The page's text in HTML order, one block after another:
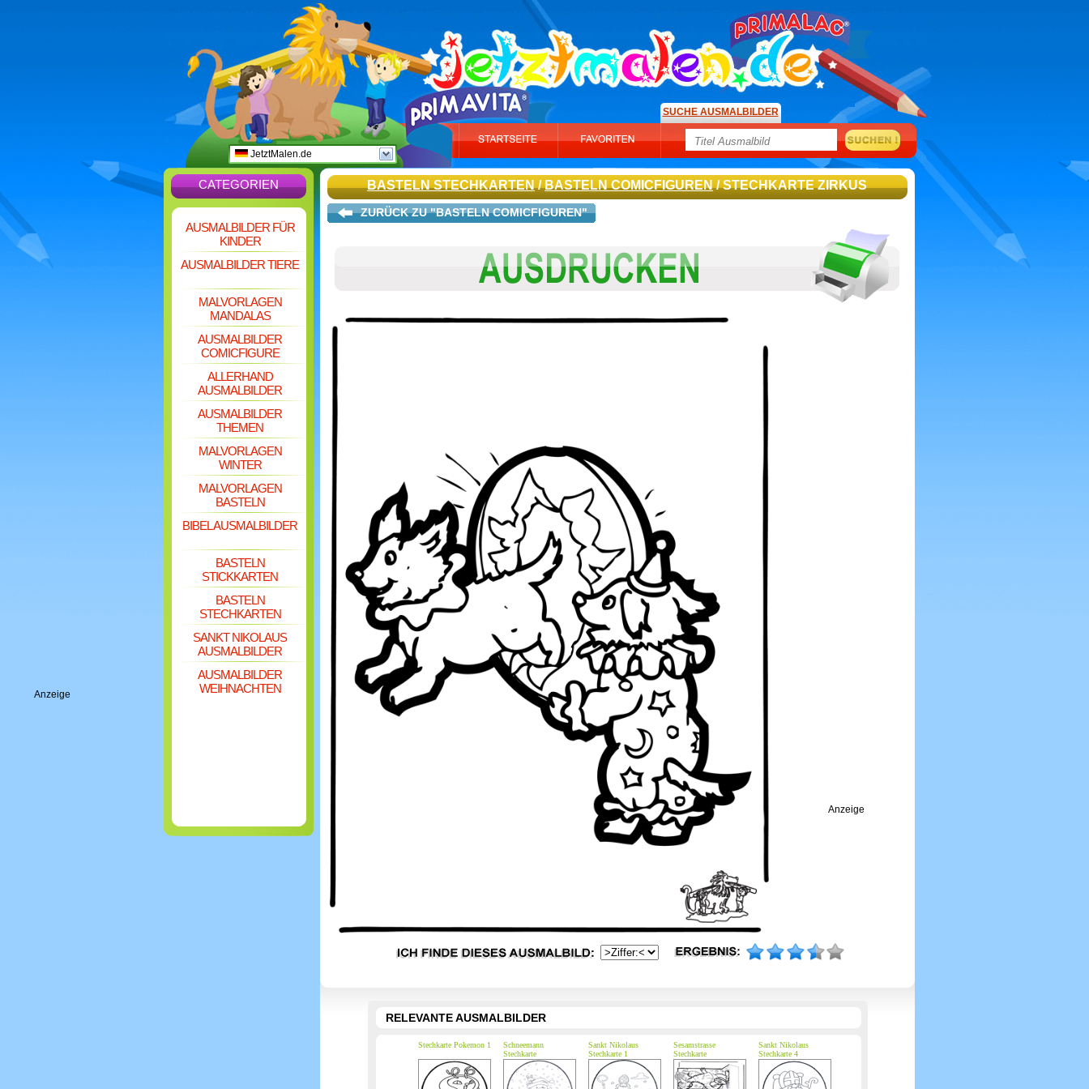
Anzeige
JetztMalen.de
SUCHE AUSMALBILDER
CATEGORIEN
AUSMALBILDER FÜR
KINDER
AUSMALBILDER TIERE
MALVORLAGEN
MANDALAS
AUSMALBILDER
COMICFIGURE
ALLERHAND
AUSMALBILDER
AUSMALBILDER
THEMEN
MALVORLAGEN
WINTER
MALVORLAGEN
BASTELN
BIBEL AUSMALBILDER
BASTELN
STICKKARTEN
BASTELN
STECHKARTEN
SANKT NIKOLAUS
AUSMALBILDER
AUSMALBILDER
WEIHNACHTEN
BASTELN STECHKARTEN/BASTELN COMICFIGUREN/ STECHKARTE ZIRKUS
ZURÜCK ZU "BASTELN COMICFIGUREN"
Anzeige
RELEVANTE AUSMALBILDER
Stechkarte Pokemon 1
Schneemann
Stechkarte
Sankt Nikolaus
Stechkarte 1
Sesamstrasse
Stechkarte
Sankt Nikolaus
Stechkarte 4